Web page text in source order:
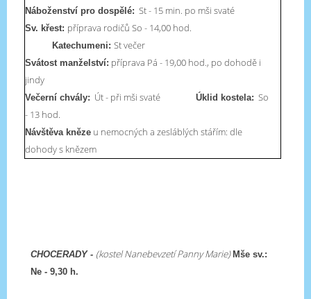
Náboženství pro dospělé: St - 15 min. po mši svaté
Sv. křest: příprava rodičů So - 14,00 hod.
Katechumeni:St večer
Svátost manželství: příprava Pá - 19,00 hod., po dohodě i
jindy
Večerní chvály: Út - při mši svatéÚklid kostela: So
- 13 hod.
Návštěva kněze u nemocných a zesláblých stářím: dle
dohody s knězem
CHOCERADY - (kostel Nanebevzetí Panny Marie)Mše sv.:
Ne - 9,30 h.